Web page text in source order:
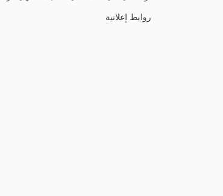
روابط إعلانية